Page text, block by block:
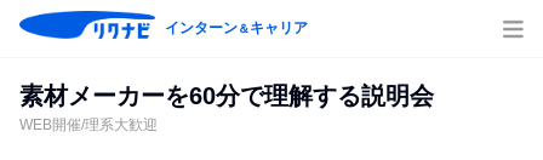
インターン＆キャリア
素材メーカーを60分で理解する説明会
WEB開催/理系大歓迎